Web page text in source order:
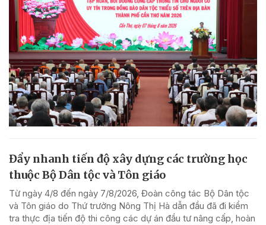
Đẩy nhanh tiến độ xây dựng các trường học
thuộc Bộ Dân tộc và Tôn giáo
Từ ngày 4/8 đến ngày 7/8/2026, Đoàn công tác Bộ Dân tộc
và Tôn giáo do Thứ trưởng Nông Thị Hà dẫn đầu đã đi kiểm
tra thực địa tiến độ thi công các dự án đầu tư nâng cấp, hoàn